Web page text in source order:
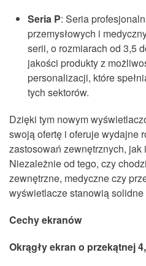
Seria P: Seria
przemysłowych i
serii, o rozmiarach od 3,5
jakości produkty z
personalizacji, które
tych sektorów.
Dzięki tym nowym
swoją ofertę i oferuje wydajne
zastosowań zewnętrznych, jak
Niezależnie od tego, czy
zewnętrzne, medyczne czy
wyświetlacze stanowią
Cechy ekranów
Okrągły ekran o przekątnej